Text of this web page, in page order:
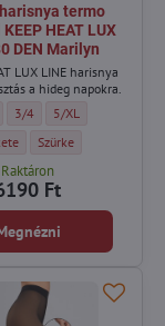
- Méret:
Amour - Méret:
80 DEN Amour - Méret:
Amour - Szín:
termo
HEAT LUX
DEN Marilyn
LUX LINE harisnya
a hideg napokra.
harisnya termo hatással
Meleg harisnya termo
3/4 Meleg harisnya
5/XL
harisnya termo hatással
Meleg harisnya termo
Szürke
Raktáron
Ft